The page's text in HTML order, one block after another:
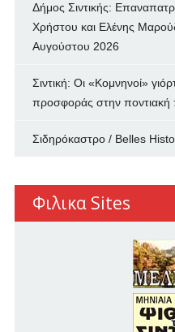
Δήμος Σιντικής:
Χρήστου και Ελένης
Αυγούστου 2026
Σιντική: Οι «Κομνηνοί»
προσφοράς στην
Σιδηρόκαστρο / Belles
Φιλικα Sites